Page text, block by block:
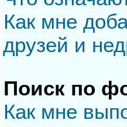
Как мне
друзей и
Поиск по
Как мне